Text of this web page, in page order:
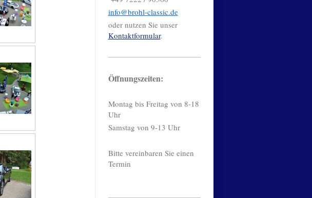
info@brohl-classic.de
oder nutzen Sie unser
Kontaktformular.
Öffnungszeiten:
Montag bis Freitag von 8-18
Uhr
Samstag von 9-13 Uhr
Bitte vereinbaren Sie einen
Termin